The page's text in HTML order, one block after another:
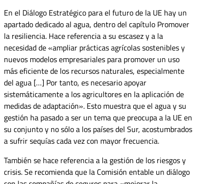
En el Diálogo Estratégico para el futuro de la UE hay un
apartado dedicado al agua, dentro del capítulo Promover
la resiliencia. Hace referencia a su escasez y a la
necesidad de «ampliar prácticas agrícolas sostenibles y
nuevos modelos empresariales para promover un uso
más eficiente de los recursos naturales, especialmente
del agua […] Por tanto, es necesario apoyar
sistemáticamente a los agricultores en la aplicación de
medidas de adaptación». Esto muestra que el agua y su
gestión ha pasado a ser un tema que preocupa a la UE en
su conjunto y no sólo a los países del Sur, acostumbrados
a sufrir sequías cada vez con mayor frecuencia.
También se hace referencia a la gestión de los riesgos y
crisis. Se recomienda que la Comisión entable un diálogo